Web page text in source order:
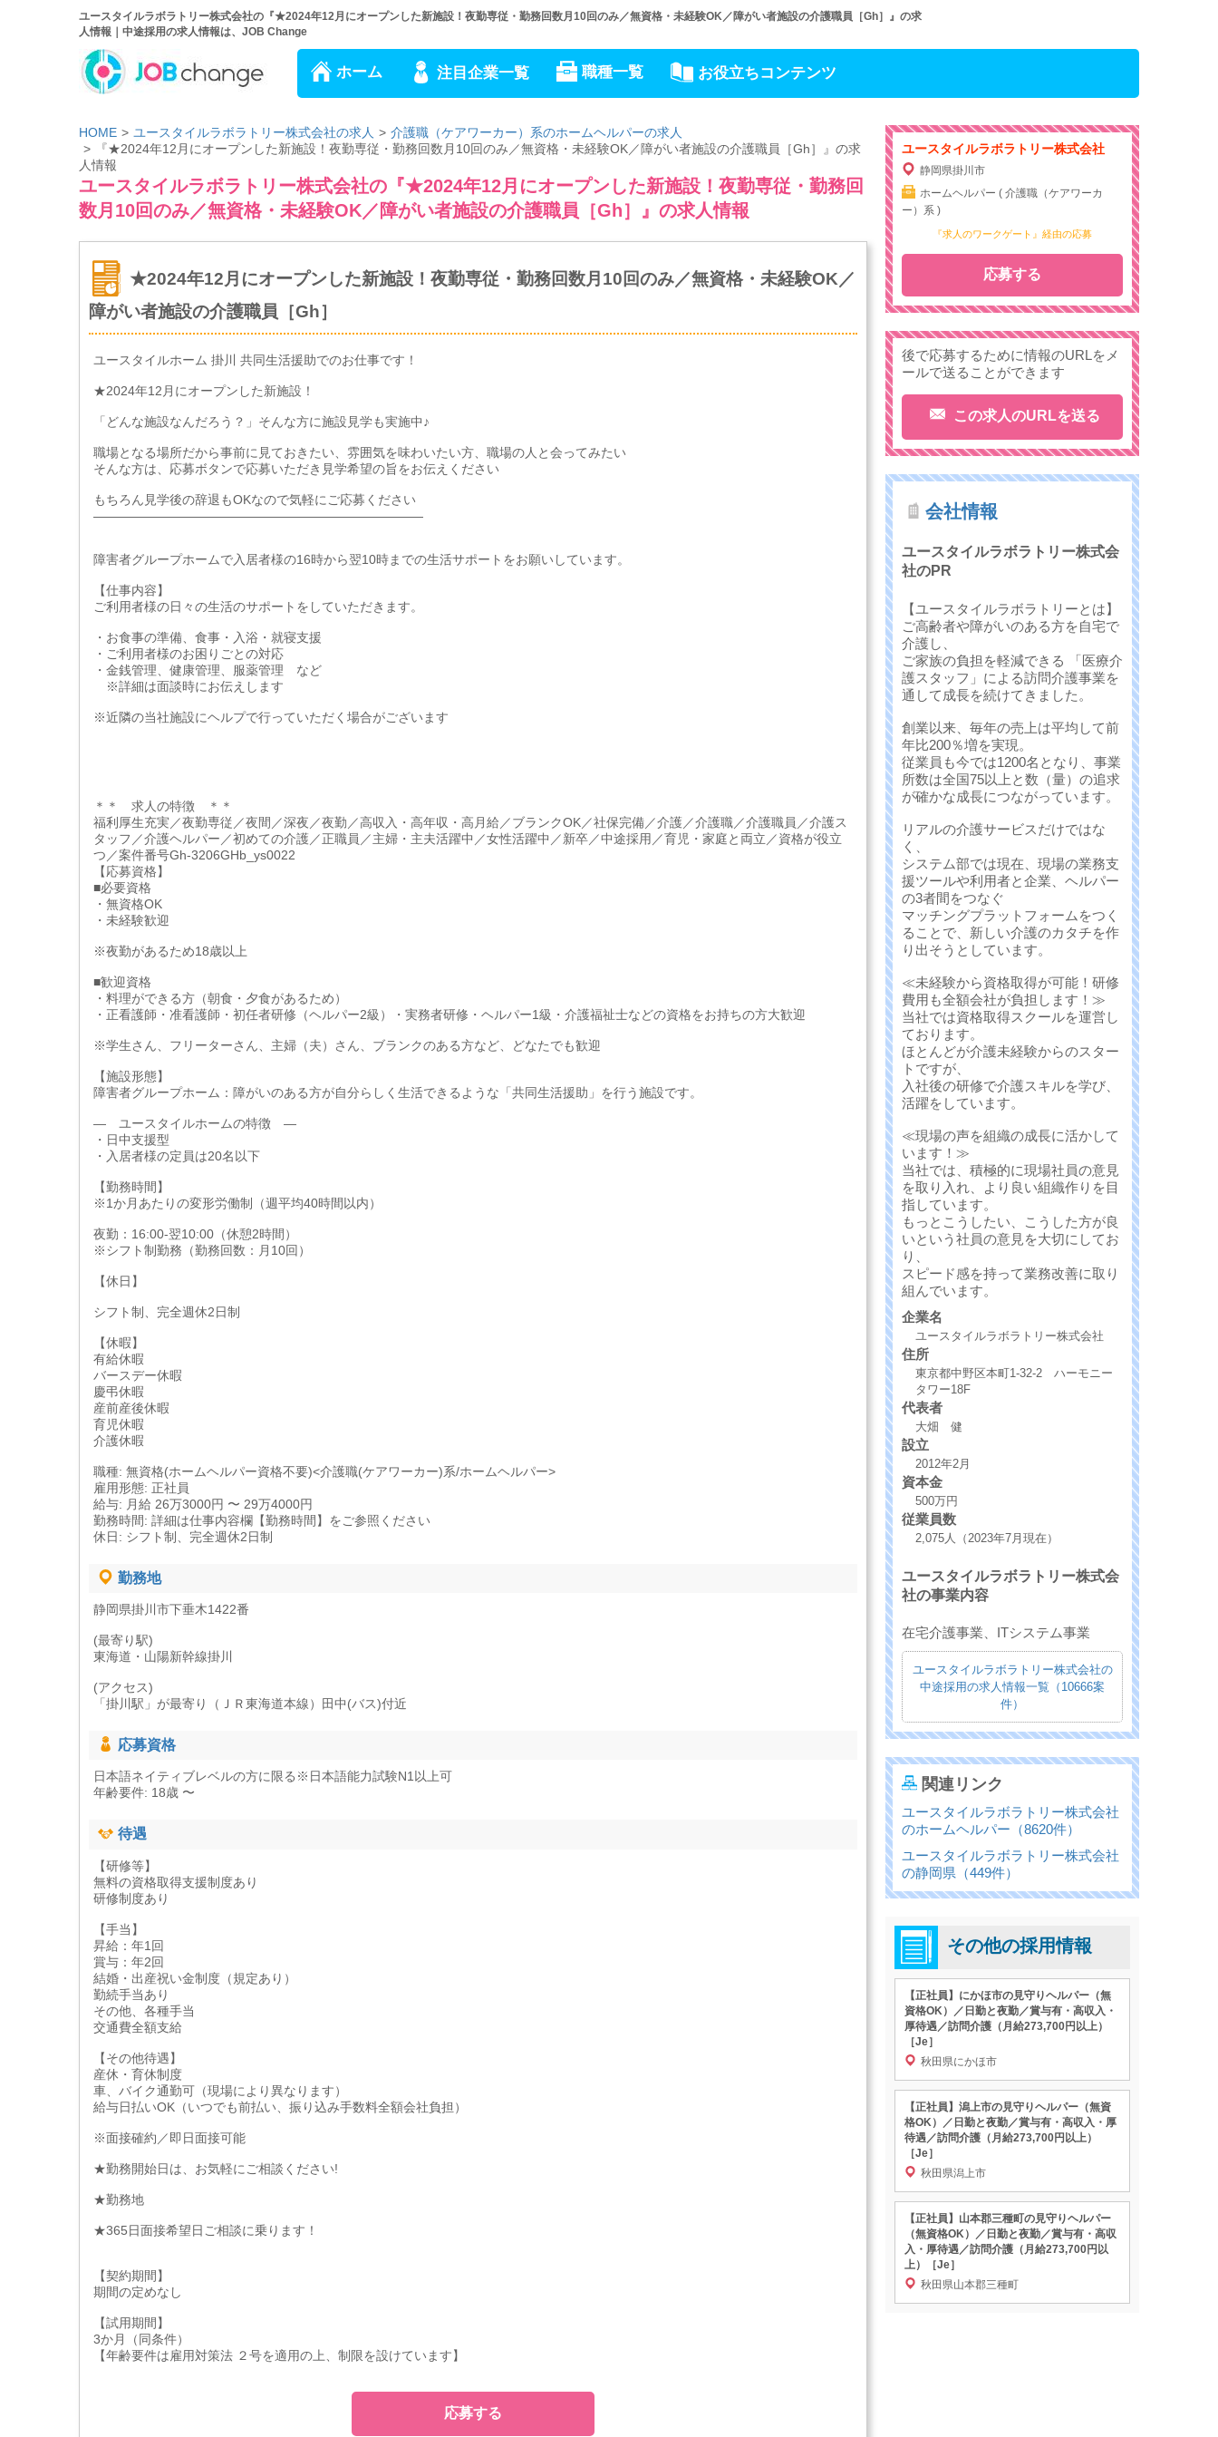
ユースタイルラボラトリー株式会社の『★2024年12月にオープンした新施設！夜勤専従・勤務回数月10回のみ／無資格・未経験OK／障がい者施設の介護職員［Gh］』の求
人情報｜中途採用の求人情報は、JOB Change
ホーム 注目企業一覧 職種一覧 お役立ちコンテンツ
HOME ユースタイルラボラトリー株式会社の求人
介護職（ケアワーカー）系のホームヘルパーの求人
『★2024年12月にオープンした新施設！夜勤専従・勤務回数月10回のみ／無資格・未経験OK／障がい者施設の介護職員［Gh］』の求
人情報
ユースタイルラボラトリー株式会社の『★2024年12月にオープンした新施設！夜勤専従・勤務回
数月10回のみ／無資格・未経験OK／障がい者施設の介護職員［Gh］』の求人情報
★2024年12月にオープンした新施設！夜勤専従・勤務回数月10回のみ／無資格・未経験OK／
障がい者施設の介護職員［Gh］
ユースタイルホーム 掛川 共同生活援助でのお仕事です！
★2024年12月にオープンした新施設！
「どんな施設なんだろう？」そんな方に施設見学も実施中♪
職場となる場所だから事前に見ておきたい、雰囲気を味わいたい方、職場の人と会ってみたい
そんな方は、応募ボタンで応募いただき見学希望の旨をお伝えください
もちろん見学後の辞退もOKなので気軽にご応募ください
――――――――――――――――――――――――――
障害者グループホームで入居者様の16時から翌10時までの生活サポートをお願いしています。
【仕事内容】
ご利用者様の日々の生活のサポートをしていただきます。
・お食事の準備、食事・入浴・就寝支援
・ご利用者様のお困りごとの対応
・金銭管理、健康管理、服薬管理 など
※詳細は面談時にお伝えします
※近隣の当社施設にヘルプで行っていただく場合がございます
＊＊ 求人の特徴 ＊＊
福利厚生充実／夜勤専従／夜間／深夜／夜勤／高収入・高年収・高月給／ブランクOK／社保完備／介護／介護職／介護職員／介護ス
タッフ／介護ヘルパー／初めての介護／正職員／主婦・主夫活躍中／女性活躍中／新卒／中途採用／育児・家庭と両立／資格が役立
つ／案件番号Gh-3206GHb_ys0022
【応募資格】
■必要資格
・無資格OK
・未経験歓迎
※夜勤があるため18歳以上
■歓迎資格
・料理ができる方（朝食・夕食があるため）
・正看護師・准看護師・初任者研修（ヘルパー2級）・実務者研修・ヘルパー1級・介護福祉士などの資格をお持ちの方大歓迎
※学生さん、フリーターさん、主婦（夫）さん、ブランクのある方など、どなたでも歓迎
【施設形態】
障害者グループホーム：障がいのある方が自分らしく生活できるような「共同生活援助」を行う施設です。
― ユースタイルホームの特徴 ―
・日中支援型
・入居者様の定員は20名以下
【勤務時間】
※1か月あたりの変形労働制（週平均40時間以内）
夜勤：16:00-翌10:00（休憩2時間）
※シフト制勤務（勤務回数：月10回）
【休日】
シフト制、完全週休2日制
【休暇】
有給休暇
バースデー休暇
慶弔休暇
産前産後休暇
育児休暇
介護休暇
職種: 無資格(ホームヘルパー資格不要)<介護職(ケアワーカー)系/ホームヘルパー>
雇用形態: 正社員
給与: 月給 26万3000円 〜 29万4000円
勤務時間: 詳細は仕事内容欄【勤務時間】をご参照ください
休日: シフト制、完全週休2日制
勤務地
静岡県掛川市下垂木1422番
(最寄り駅)
東海道・山陽新幹線掛川
(アクセス)
「掛川駅」が最寄り（ＪＲ東海道本線）田中(バス)付近
応募資格
日本語ネイティブレベルの方に限る※日本語能力試験N1以上可
年齢要件: 18歳 〜
待遇
【研修等】
無料の資格取得支援制度あり
研修制度あり
【手当】
昇給：年1回
賞与：年2回
結婚・出産祝い金制度（規定あり）
勤続手当あり
その他、各種手当
交通費全額支給
【その他待遇】
産休・育休制度
車、バイク通勤可（現場により異なります）
給与日払いOK（いつでも前払い、振り込み手数料全額会社負担）
※面接確約／即日面接可能
★勤務開始日は、お気軽にご相談ください!
★勤務地
★365日面接希望日ご相談に乗ります！
【契約期間】
期間の定めなし
【試用期間】
3か月（同条件）
【年齢要件は雇用対策法 ２号を適用の上、制限を設けています】
応募する
ユースタイルラボラトリー株式会社
静岡県掛川市
ホームヘルパー ( 介護職（ケアワーカ
ー）系 )
『求人のワークゲート』経由の応募
応募する
後で応募するために情報のURLをメ
ールで送ることができます
この求人のURLを送る
会社情報
ユースタイルラボラトリー株式会
社のPR
【ユースタイルラボラトリーとは】
ご高齢者や障がいのある方を自宅で
介護し、
ご家族の負担を軽減できる 「医療介
護スタッフ」による訪問介護事業を
通して成長を続けてきました。
創業以来、毎年の売上は平均して前
年比200％増を実現。
従業員も今では1200名となり、事業
所数は全国75以上と数（量）の追求
が確かな成長につながっています。
リアルの介護サービスだけではな
く、
システム部では現在、現場の業務支
援ツールや利用者と企業、ヘルパー
の3者間をつなぐ
マッチングプラットフォームをつく
ることで、新しい介護のカタチを作
り出そうとしています。
≪未経験から資格取得が可能！研修
費用も全額会社が負担します！≫
当社では資格取得スクールを運営し
ております。
ほとんどが介護未経験からのスター
トですが、
入社後の研修で介護スキルを学び、
活躍をしています。
≪現場の声を組織の成長に活かして
います！≫
当社では、積極的に現場社員の意見
を取り入れ、より良い組織作りを目
指しています。
もっとこうしたい、こうした方が良
いという社員の意見を大切にしてお
り、
スピード感を持って業務改善に取り
組んでいます。
企業名
ユースタイルラボラトリー株式会社
住所
東京都中野区本町1-32-2 ハーモニー
タワー18F
代表者
大畑 健
設立
2012年2月
資本金
500万円
従業員数
2,075人（2023年7月現在）
ユースタイルラボラトリー株式会
社の事業内容
在宅介護事業、ITシステム事業
ユースタイルラボラトリー株式会社の
中途採用の求人情報一覧（10666案
件）
関連リンク
ユースタイルラボラトリー株式会社
のホームヘルパー（8620件）
ユースタイルラボラトリー株式会社
の静岡県（449件）
その他の採用情報
【正社員】にかほ市の見守りヘルパー（無
資格OK）／日勤と夜勤／賞与有・高収入・
厚待遇／訪問介護（月給273,700円以上）
［Je］
秋田県にかほ市
【正社員】潟上市の見守りヘルパー（無資
格OK）／日勤と夜勤／賞与有・高収入・厚
待遇／訪問介護（月給273,700円以上）
［Je］
秋田県潟上市
【正社員】山本郡三種町の見守りヘルパー
（無資格OK）／日勤と夜勤／賞与有・高収
入・厚待遇／訪問介護（月給273,700円以
上）［Je］
秋田県山本郡三種町